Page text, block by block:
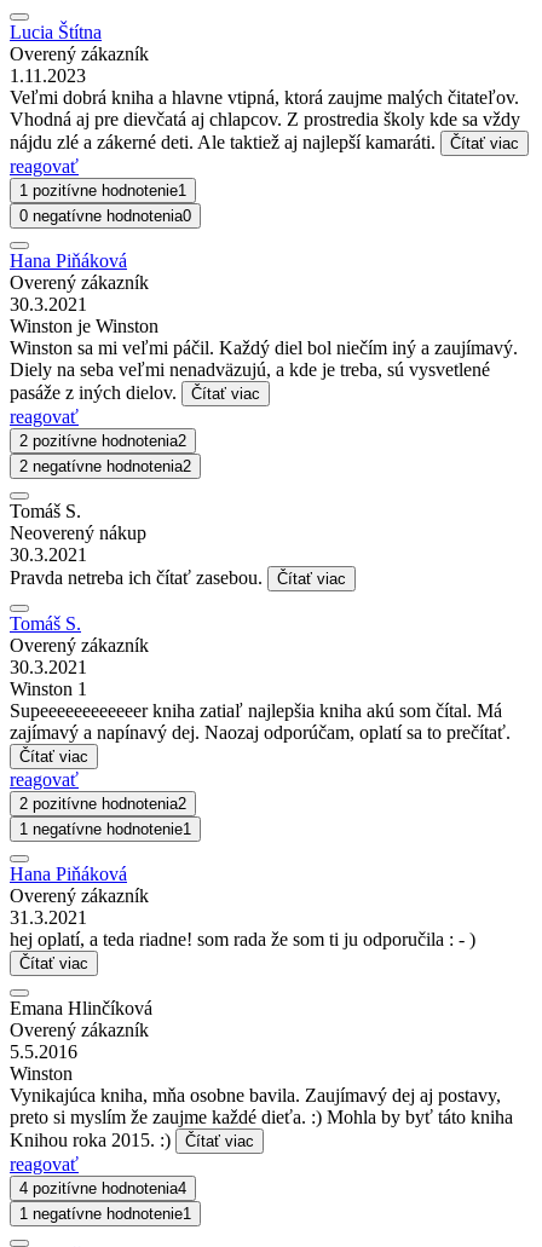
Lucia Štítna
Overený zákazník
1.11.2023
Veľmi dobrá kniha a hlavne vtipná, ktorá zaujme malých čitateľov.
Vhodná aj pre dievčatá aj chlapcov. Z prostredia školy kde sa vždy
nájdu zlé a zákerné deti. Ale taktiež aj najlepší kamaráti.
Čítať viac
reagovať
1 pozitívne hodnotenie1
0 negatívne hodnotenia0
Hana Piňáková
Overený zákazník
30.3.2021
Winston je Winston
Winston sa mi veľmi páčil. Každý diel bol niečím iný a zaujímavý.
Diely na seba veľmi nenadväzujú, a kde je treba, sú vysvetlené
pasáže z iných dielov.
Čítať viac
reagovať
2 pozitívne hodnotenia2
2 negatívne hodnotenia2
Tomáš S.
Neoverený nákup
30.3.2021
Pravda netreba ich čítať zasebou.
Čítať viac
Tomáš S.
Overený zákazník
30.3.2021
Winston 1
Supeeeeeeeeeeeer kniha zatiaľ najlepšia kniha akú som čítal. Má
zajímavý a napínavý dej. Naozaj odporúčam, oplatí sa to prečítať.
Čítať viac
reagovať
2 pozitívne hodnotenia2
1 negatívne hodnotenie1
Hana Piňáková
Overený zákazník
31.3.2021
hej oplatí, a teda riadne! som rada že som ti ju odporučila : - )
Čítať viac
Emana Hlinčíková
Overený zákazník
5.5.2016
Winston
Vynikajúca kniha, mňa osobne bavila. Zaujímavý dej aj postavy,
preto si myslím že zaujme každé dieťa. :) Mohla by byť táto kniha
Knihou roka 2015. :)
Čítať viac
reagovať
4 pozitívne hodnotenia4
1 negatívne hodnotenie1